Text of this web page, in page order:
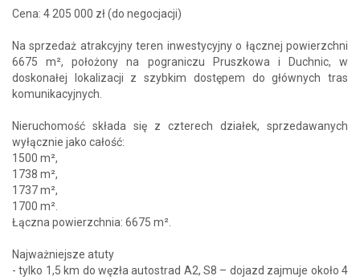
Cena: 4 205 000 zł (do negocjacji)
Na sprzedaż atrakcyjny teren inwestycyjny o łącznej powierzchni
6675 m², położony na pograniczu Pruszkowa i Duchnic, w
doskonałej lokalizacji z szybkim dostępem do głównych tras
komunikacyjnych.
Nieruchomość składa się z czterech działek, sprzedawanych
wyłącznie jako całość:
1500 m²,
1738 m²,
1737 m²,
1700 m².
Łączna powierzchnia: 6675 m².
Najważniejsze atuty
- tylko 1,5 km do węzła autostrad A2, S8 – dojazd zajmuje około 4